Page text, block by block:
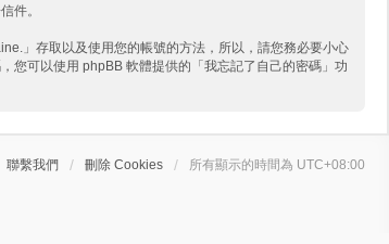
件。
」存取以及使用您的帳號的方法，所以，請您務必要小心
您可以使用 phpBB 軟體提供的「我忘記了自己的密碼」功
聯繫我們 刪除 Cookies 所有顯示的時間為 UTC+08:00